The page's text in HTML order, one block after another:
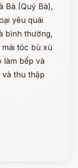
Bà (Quỷ Bà),
yêu quái
bình thường,
tóc bù xù
làm bếp và
và thu thập